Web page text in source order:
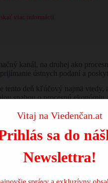
viac informácií
kanál, na druhej ako
ústnych podaní a
deň kľúčový najmä vtedy,
snahou o procesnú
veci, ktoré sa týkajú
na základe percentuálnych
protokol, ktorý má váhu
vniesť do veci potrebný
Vitaj na Viedenčan.at
sa do
Newslettra!